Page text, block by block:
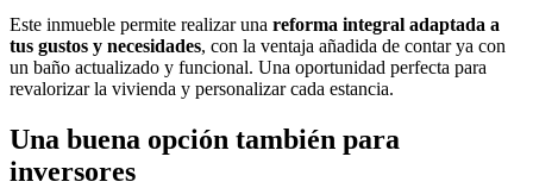
Este inmueble permite realizar una reforma integral adaptada a
tus gustos y necesidades, con la ventaja añadida de contar ya con
un baño actualizado y funcional. Una oportunidad perfecta para
revalorizar la vivienda y personalizar cada estancia.
Una buena opción también para
inversores